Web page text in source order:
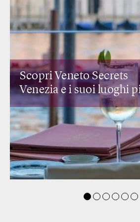
Scopri
I ristoranti di
vista